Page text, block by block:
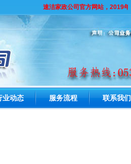
速洁家政公司官方网站，2019
业动态 服务流程 联系我们